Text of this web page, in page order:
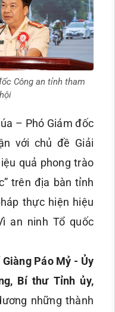
Công an tỉnh tham
– Phó Giám đốc
với chủ đề Giải
quả phong trào
trên địa bàn tỉnh
thực hiện hiệu
an ninh Tổ quốc
Giàng Páo Mỷ - Ủy
Bí thư Tỉnh ủy,
những thành